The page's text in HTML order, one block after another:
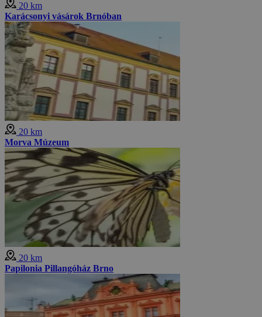
20 km
Karácsonyi vásárok Brnóban
20 km
Morva Múzeum
20 km
Papilonia Pillangóház Brno